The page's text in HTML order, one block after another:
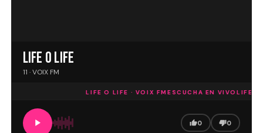
LIFE O LIFE
11 · VOIX FM
LIFE O LIFE · VOIX FMESCUCHA EN VIVOLIFE O
0 0